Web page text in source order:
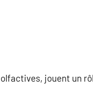
jouent un